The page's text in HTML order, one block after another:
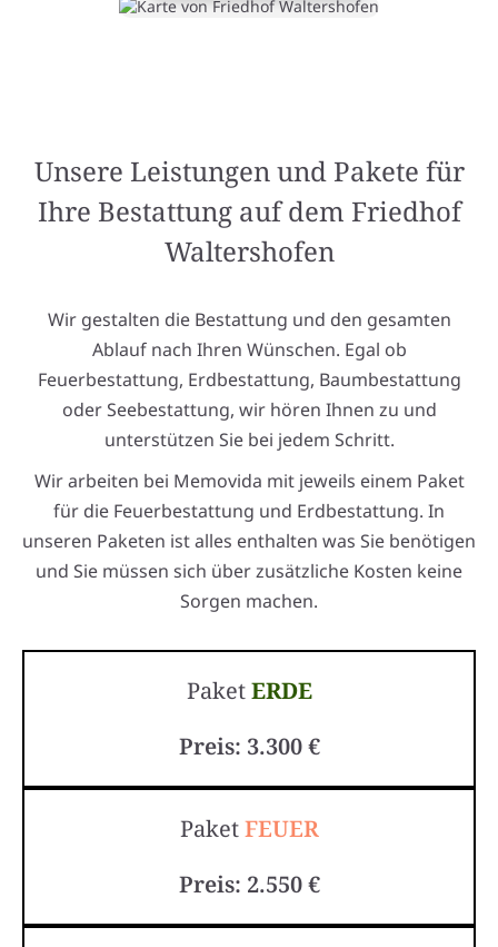
Unsere Leistungen und Pakete für
Ihre Bestattung auf dem Friedhof
Waltershofen
Wir gestalten die Bestattung und den gesamten
Ablauf nach Ihren Wünschen. Egal ob
Feuerbestattung, Erdbestattung, Baumbestattung
oder Seebestattung, wir hören Ihnen zu und
unterstützen Sie bei jedem Schritt.
Wir arbeiten bei Memovida mit jeweils einem Paket
für die Feuerbestattung und Erdbestattung. In
unseren Paketen ist alles enthalten was Sie benötigen
und Sie müssen sich über zusätzliche Kosten keine
Sorgen machen.
PaketERDE
Preis: 3.300 €
PaketFEUER
Preis: 2.550 €